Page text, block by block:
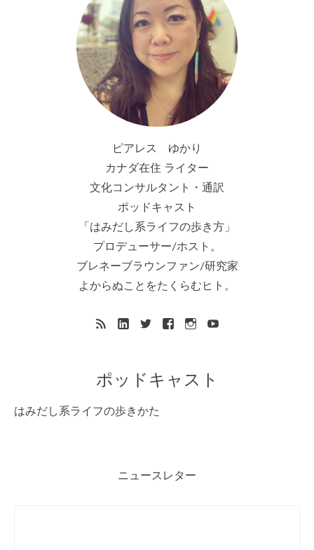
ピアレス ゆかり
カナダ在住 ライター
文化コンサルタント・通訳
ポッドキャスト
「はみだし系ライフの歩き方」
プロデューサー/ホスト。
ブレネーブラウンファン/研究家
よからぬことをたくらむヒト。
ポッドキャスト
はみだし系ライフの歩きかた
ニュースレター